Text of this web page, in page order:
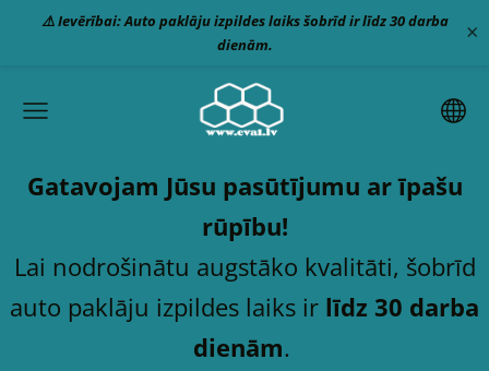
⚠️ Ievērībai: Auto paklāju izpildes laiks šobrīd ir līdz 30 darba
dienām.
×
Gatavojam Jūsu pasūtījumu ar īpašu
rūpību!
Lai nodrošinātu augstāko kvalitāti, šobrīd
auto paklāju izpildes laiks ir līdz 30 darba
dienām.